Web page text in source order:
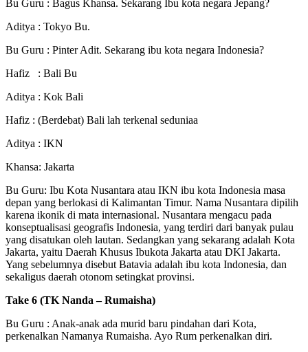
Bu Guru : Bagus Khansa. Sekarang Ibu kota negara Jepang?
Aditya : Tokyo Bu.
Bu Guru : Pinter Adit. Sekarang ibu kota negara Indonesia?
Hafiz : Bali Bu
Aditya : Kok Bali
Hafiz : (Berdebat) Bali lah terkenal seduniaa
Aditya : IKN
Khansa: Jakarta
Bu Guru: Ibu Kota Nusantara atau IKN ibu kota Indonesia masa
depan yang berlokasi di Kalimantan Timur. Nama Nusantara dipilih
karena ikonik di mata internasional. Nusantara mengacu pada
konseptualisasi geografis Indonesia, yang terdiri dari banyak pulau
yang disatukan oleh lautan. Sedangkan yang sekarang adalah Kota
Jakarta, yaitu Daerah Khusus Ibukota Jakarta atau DKI Jakarta.
Yang sebelumnya disebut Batavia adalah ibu kota Indonesia, dan
sekaligus daerah otonom setingkat provinsi.
Take 6 (TK Nanda – Rumaisha)
Bu Guru : Anak-anak ada murid baru pindahan dari Kota,
perkenalkan Namanya Rumaisha. Ayo Rum perkenalkan diri.